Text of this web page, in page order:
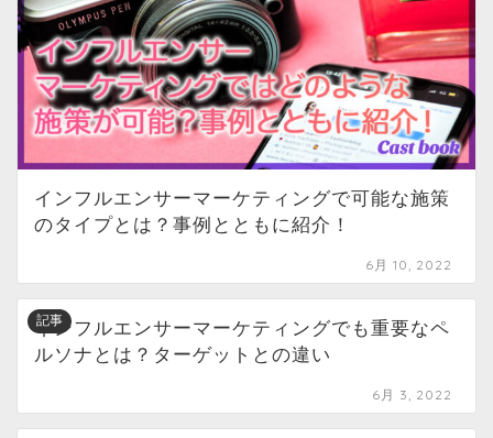
インフルエンサーマーケティングで可能な施策
のタイプとは？事例とともに紹介！
6月 10, 2022
記事
インフルエンサーマーケティングでも重要なペ
ルソナとは？ターゲットとの違い
6月 3, 2022